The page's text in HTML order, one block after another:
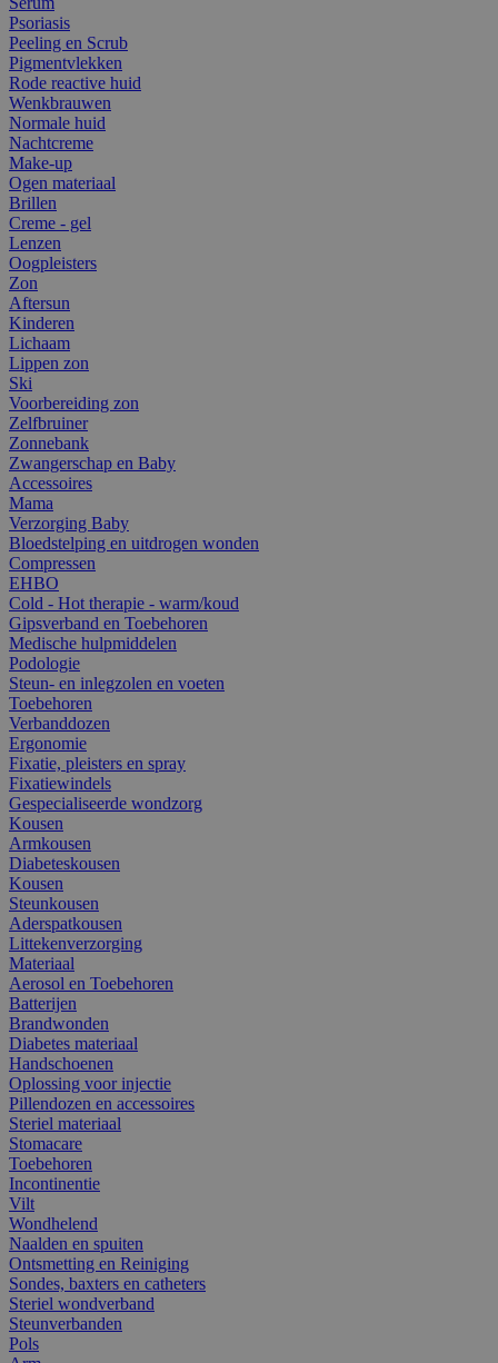
Psoriasis
Peeling en Scrub
Pigmentvlekken
Rode reactive huid
Wenkbrauwen
Normale huid
Nachtcreme
Make-up
Ogen materiaal
Brillen
Creme - gel
Lenzen
Oogpleisters
Zon
Aftersun
Kinderen
Lichaam
Lippen zon
Ski
Voorbereiding zon
Zelfbruiner
Zonnebank
Zwangerschap en Baby
Accessoires
Mama
Verzorging Baby
Bloedstelping en uitdrogen wonden
Compressen
EHBO
Cold - Hot therapie - warm/koud
Gipsverband en Toebehoren
Medische hulpmiddelen
Podologie
Steun- en inlegzolen en voeten
Toebehoren
Verbanddozen
Ergonomie
Fixatie, pleisters en spray
Fixatiewindels
Gespecialiseerde wondzorg
Kousen
Armkousen
Diabeteskousen
Kousen
Steunkousen
Aderspatkousen
Littekenverzorging
Materiaal
Aerosol en Toebehoren
Batterijen
Brandwonden
Diabetes materiaal
Handschoenen
Oplossing voor injectie
Pillendozen en accessoires
Steriel materiaal
Stomacare
Toebehoren
Incontinentie
Vilt
Wondhelend
Naalden en spuiten
Ontsmetting en Reiniging
Sondes, baxters en catheters
Steriel wondverband
Steunverbanden
Pols